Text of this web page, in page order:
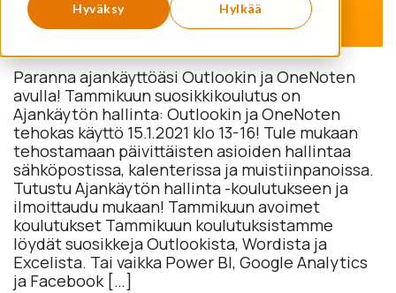
Hyväksy Hylkää
Paranna ajankäyttöäsi Outlookin ja OneNoten
avulla! Tammikuun suosikkikoulutus on
Ajankäytön hallinta: Outlookin ja OneNoten
tehokas käyttö 15.1.2021 klo 13-16! Tule mukaan
tehostamaan päivittäisten asioiden hallintaa
sähköpostissa, kalenterissa ja muistiinpanoissa.
Tutustu Ajankäytön hallinta -koulutukseen ja
ilmoittaudu mukaan! Tammikuun avoimet
koulutukset Tammikuun koulutuksistamme
löydät suosikkeja Outlookista, Wordista ja
Excelista. Tai vaikka Power BI, Google Analytics
ja Facebook […]